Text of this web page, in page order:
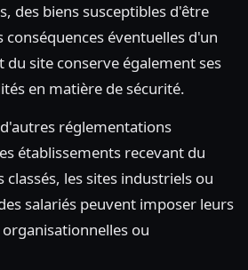
des biens susceptibles d'être
éventuelles d'un
du site conserve également ses
en matière de sécurité.
réglementations
établissements recevant du
les sites industriels ou
salariés peuvent imposer leurs
ou